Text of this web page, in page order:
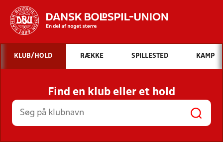
Hvad vil du søge efter?
INDHOLD OG NYHEDER
STILLINGER, RESULTATER, KLUBBER OG
HOLD
KLUB/HOLD RÆKKE SPILLESTED KAMP
Find en klub eller et hold